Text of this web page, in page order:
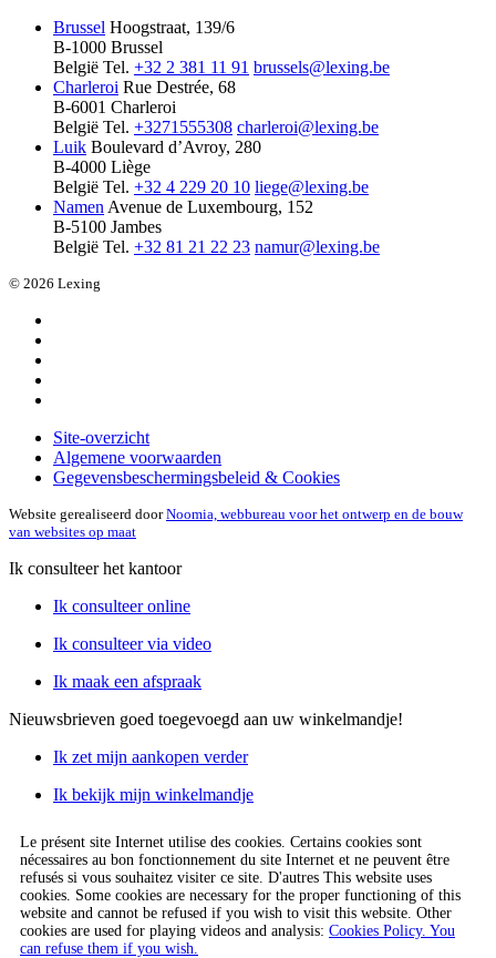
Brussel Hoogstraat, 139/6
B-1000 Brussel
België Tel. +32 2 381 11 91 brussels@lexing.be
Charleroi Rue Destrée, 68
B-6001 Charleroi
België Tel. +3271555308 charleroi@lexing.be
Luik Boulevard d’Avroy, 280
B-4000 Liège
België Tel. +32 4 229 20 10 liege@lexing.be
Namen Avenue de Luxembourg, 152
B-5100 Jambes
België Tel. +32 81 21 22 23 namur@lexing.be
© 2026 Lexing
Site-overzicht
Algemene voorwaarden
Gegevensbeschermingsbeleid & Cookies
Website gerealiseerd doorNoomia, webbureau voor het ontwerp en de bouw
van websites op maat
Ik consulteer het kantoor
Ik consulteer online
Ik consulteer via video
Ik maak een afspraak
Nieuwsbrieven goed toegevoegd aan uw winkelmandje!
Ik zet mijn aankopen verder
Ik bekijk mijn winkelmandje
Le présent site Internet utilise des cookies. Certains cookies sont
nécessaires au bon fonctionnement du site Internet et ne peuvent être
refusés si vous souhaitez visiter ce site. D'autres This website uses
cookies. Some cookies are necessary for the proper functioning of this
website and cannot be refused if you wish to visit this website. Other
cookies are used for playing videos and analysis: Cookies Policy. You
can refuse them if you wish.